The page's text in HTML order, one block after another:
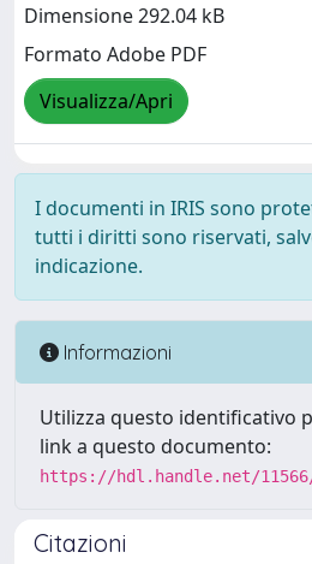
Dimensione 292.04 kB
Formato Adobe PDF
Visualizza/Apri
I documenti in IRIS sono
tutti i diritti sono riservati,
indicazione.
Informazioni
Utilizza questo identificativo
link a questo documento:
https://hdl.handle.net/11566/
Citazioni